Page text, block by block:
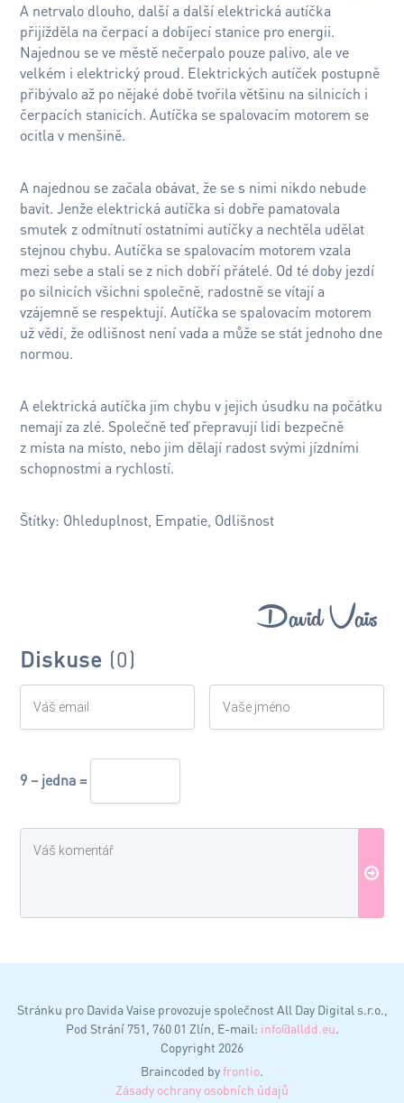
A netrvalo dlouho, další a další elektrická autíčka
přijížděla na čerpací a dobíjecí stanice pro energii.
Najednou se ve městě nečerpalo pouze palivo, ale ve
velkém i elektrický proud. Elektrických autíček postupně
přibývalo až po nějaké době tvořila většinu na silnicích i
čerpacích stanicích. Autíčka se spalovacím motorem se
ocitla v menšině.
A najednou se začala obávat, že se s nimi nikdo nebude
bavit. Jenže elektrická autíčka si dobře pamatovala
smutek z odmítnutí ostatními autíčky a nechtěla udělat
stejnou chybu. Autíčka se spalovacím motorem vzala
mezi sebe a stali se z nich dobří přátelé. Od té doby jezdí
po silnicích všichni společně, radostně se vítají a
vzájemně se respektují. Autíčka se spalovacím motorem
už vědí, že odlišnost není vada a může se stát jednoho dne
normou.
A elektrická autíčka jim chybu v jejich úsudku na počátku
nemají za zlé. Společně teď přepravují lidi bezpečně
z místa na místo, nebo jim dělají radost svými jízdními
schopnostmi a rychlostí.
Štítky: Ohleduplnost, Empatie, Odlišnost
David Vais
Diskuse (0)
9 − jedna =
Stránku pro Davida Vaise provozuje společnost All Day Digital s.r.o.,
Pod Strání 751, 760 01 Zlín, E-mail: info@alldd.eu.
Copyright 2026
Braincoded byfrontio.
Zásady ochrany osobních údajů